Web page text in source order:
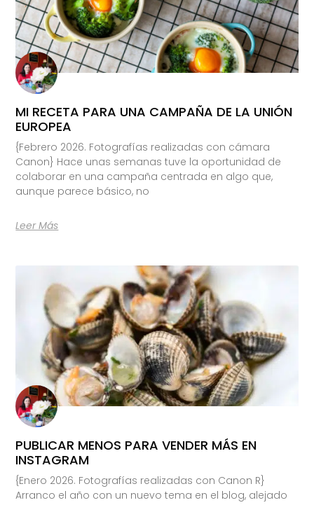
MI RECETA PARA UNA CAMPAÑA DE LA UNIÓN
EUROPEA
{Febrero 2026. Fotografías realizadas con cámara
Canon} Hace unas semanas tuve la oportunidad de
colaborar en una campaña centrada en algo que,
aunque parece básico, no
Leer Más
PUBLICAR MENOS PARA VENDER MÁS EN
INSTAGRAM
{Enero 2026. Fotografías realizadas con Canon R}
Arranco el año con un nuevo tema en el blog, alejado